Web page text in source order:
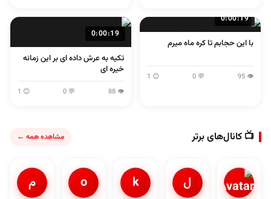
0:00:19
با این حجابم تا کره ماه میرم
👁 95
💬 0
😊 1
0:00:19
تکیه به عرش داده ای بر این زمانه
خیره ای
👁 88
💬 0
😊 1
📺 کانال‌های برتر مشاهده همه ←
ل k
o م